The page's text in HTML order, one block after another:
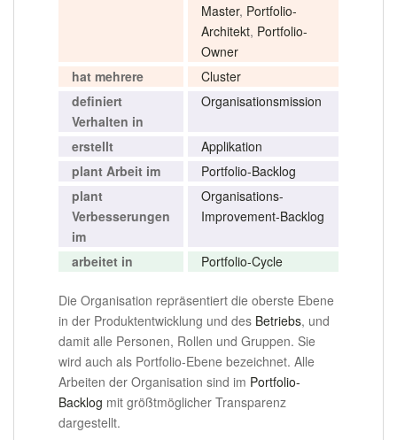
Master, Portfolio-
Architekt, Portfolio-
Owner
hat mehrere
Cluster
definiert
Verhalten in
Organisationsmission
erstellt
Applikation
plant Arbeit im
Portfolio-Backlog
plant
Verbesserungen
im
Organisations-
Improvement-Backlog
arbeitet in Portfolio-Cycle
Die Organisation repräsentiert die oberste Ebene
in der Produktentwicklung und des Betriebs, und
damit alle Personen, Rollen und Gruppen. Sie
wird auch als Portfolio-Ebene bezeichnet. Alle
Arbeiten der Organisation sind im Portfolio-
Backlog mit größtmöglicher Transparenz
dargestellt.